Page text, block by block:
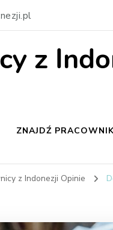
z
ZNAJDŹ
z Indonezji Opinie